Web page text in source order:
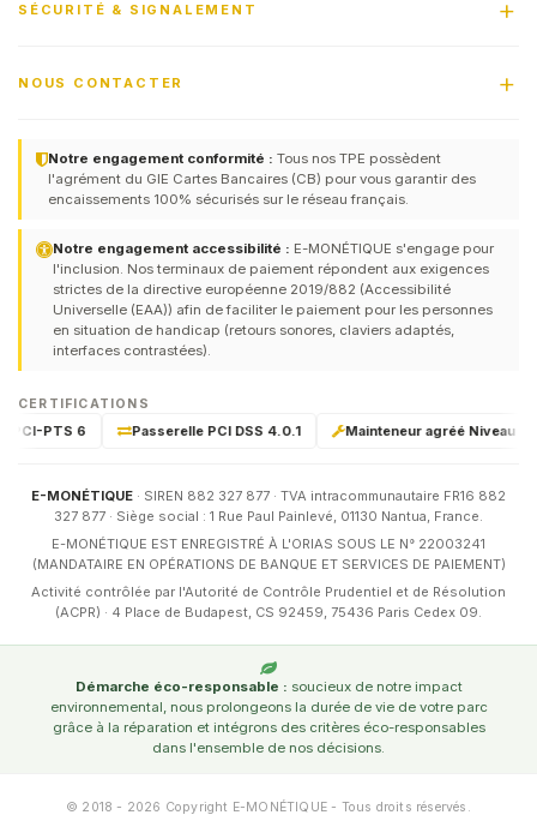
SÉCURITÉ & SIGNALEMENT
NOUS CONTACTER
Notre engagement conformité : Tous nos TPE possèdent
l'agrément du GIE Cartes Bancaires (CB) pour vous garantir des
encaissements 100% sécurisés sur le réseau français.
Notre engagement accessibilité : E-MONÉTIQUE s'engage pour
l'inclusion. Nos terminaux de paiement répondent aux exigences
strictes de la directive européenne 2019/882 (Accessibilité
Universelle (EAA)) afin de faciliter le paiement pour les personnes
en situation de handicap (retours sonores, claviers adaptés,
interfaces contrastées).
CERTIFICATIONS
PCI-PTS 6 Passerelle PCI DSS 4.0.1 Mainteneur agréé Niveau 1
E-MONÉTIQUE · SIREN 882 327 877 · TVA intracommunautaire FR16 882
327 877 · Siège social : 1 Rue Paul Painlevé, 01130 Nantua, France.
E-MONÉTIQUE EST ENREGISTRÉ À L'ORIAS SOUS LE N° 22003241
(MANDATAIRE EN OPÉRATIONS DE BANQUE ET SERVICES DE PAIEMENT)
Activité contrôlée par l'Autorité de Contrôle Prudentiel et de Résolution
(ACPR) · 4 Place de Budapest, CS 92459, 75436 Paris Cedex 09.
Démarche éco-responsable : soucieux de notre impact
environnemental, nous prolongeons la durée de vie de votre parc
grâce à la réparation et intégrons des critères éco-responsables
dans l'ensemble de nos décisions.
© 2018 - 2026 Copyright E-MONÉTIQUE - Tous droits réservés.